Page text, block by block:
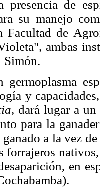
presencia de
su manejo
Facultad de
ambas
Simón.
germoplasma
y
dará lugar a
para la
a la vez
forrajeros
en